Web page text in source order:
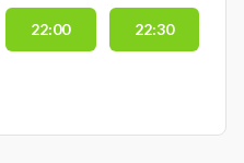
22:00 22:30